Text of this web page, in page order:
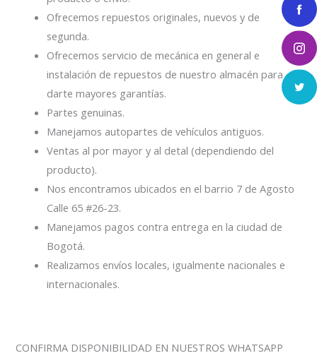
Ofrecemos repuestos originales, nuevos y de
segunda.
Ofrecemos servicio de mecánica en general e
instalación de repuestos de nuestro almacén para
darte mayores garantías.
Partes genuinas.
Manejamos autopartes de vehículos antiguos.
Ventas al por mayor y al detal (dependiendo del
producto).
Nos encontramos ubicados en el barrio 7 de Agosto
Calle 65 #26-23.
Manejamos pagos contra entrega en la ciudad de
Bogotá.
Realizamos envíos locales, igualmente nacionales e
internacionales.
CONFIRMA DISPONIBILIDAD EN NUESTROS WHATSAPP